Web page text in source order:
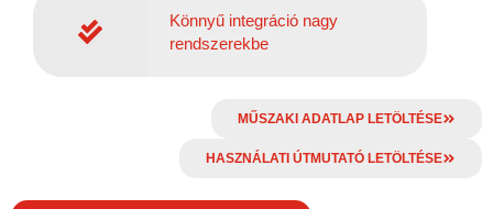
Könnyű integráció nagy
rendszerekbe
MŰSZAKI ADATLAP LETÖLTÉSE
HASZNÁLATI ÚTMUTATÓ LETÖLTÉSE